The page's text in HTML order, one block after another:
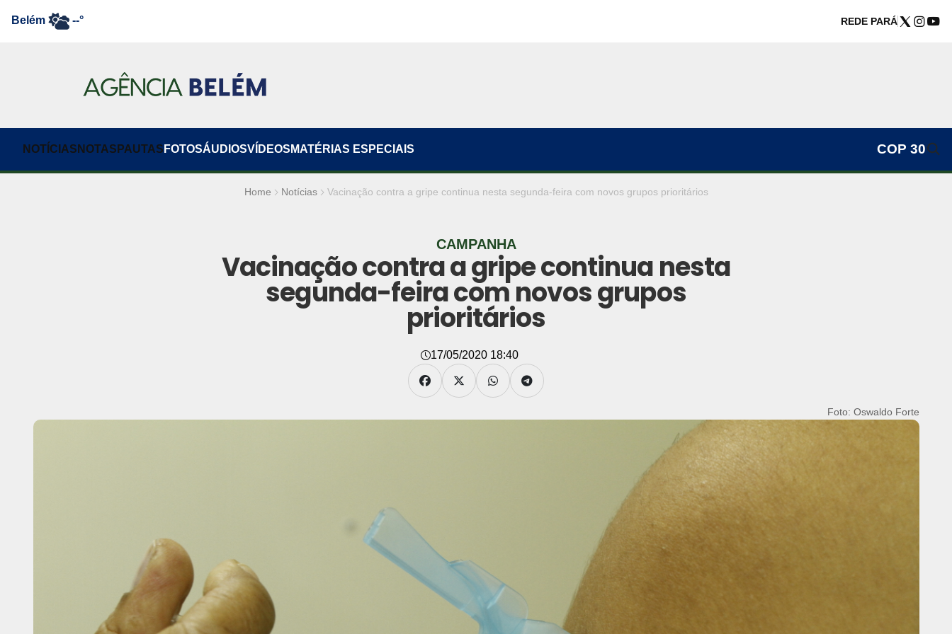
Belém --° REDE PARÁ
NOTÍCIAS NOTAS PAUTAS FOTOSÁUDIOSVÍDEOS MATÉRIAS ESPECIAIS COP 30
Home Notícias Vacinação contra a gripe continua nesta segunda-feira com novos grupos prioritários
CAMPANHA
Vacinação contra a gripe continua nesta
segunda-feira com novos grupos
prioritários
17/05/2020 18:40
Foto: Hugo Tomkiwitz